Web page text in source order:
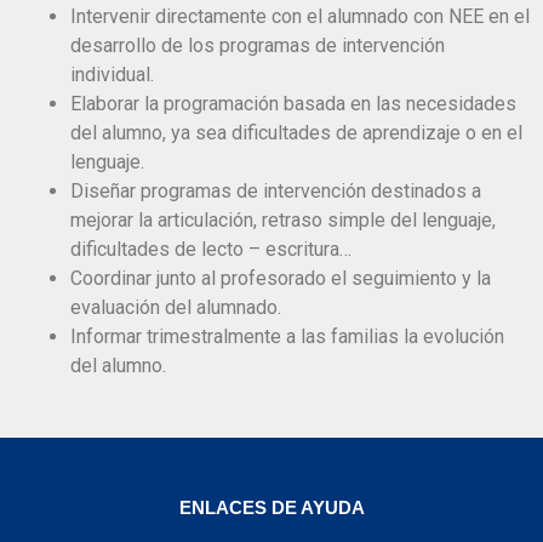
Intervenir directamente con el alumnado con NEE en el
desarrollo de los programas de intervención
individual.
Elaborar la programación basada en las necesidades
del alumno, ya sea dificultades de aprendizaje o en el
lenguaje.
Diseñar programas de intervención destinados a
mejorar la articulación, retraso simple del lenguaje,
dificultades de lecto – escritura…
Coordinar junto al profesorado el seguimiento y la
evaluación del alumnado.
Informar trimestralmente a las familias la evolución
del alumno.
ENLACES DE AYUDA